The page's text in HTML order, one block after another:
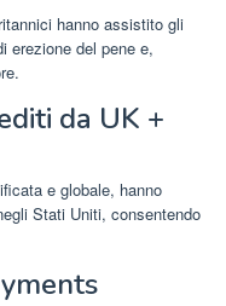
hanno assistito gli
erezione del pene e,
da UK +
e globale, hanno
Stati Uniti, consentendo